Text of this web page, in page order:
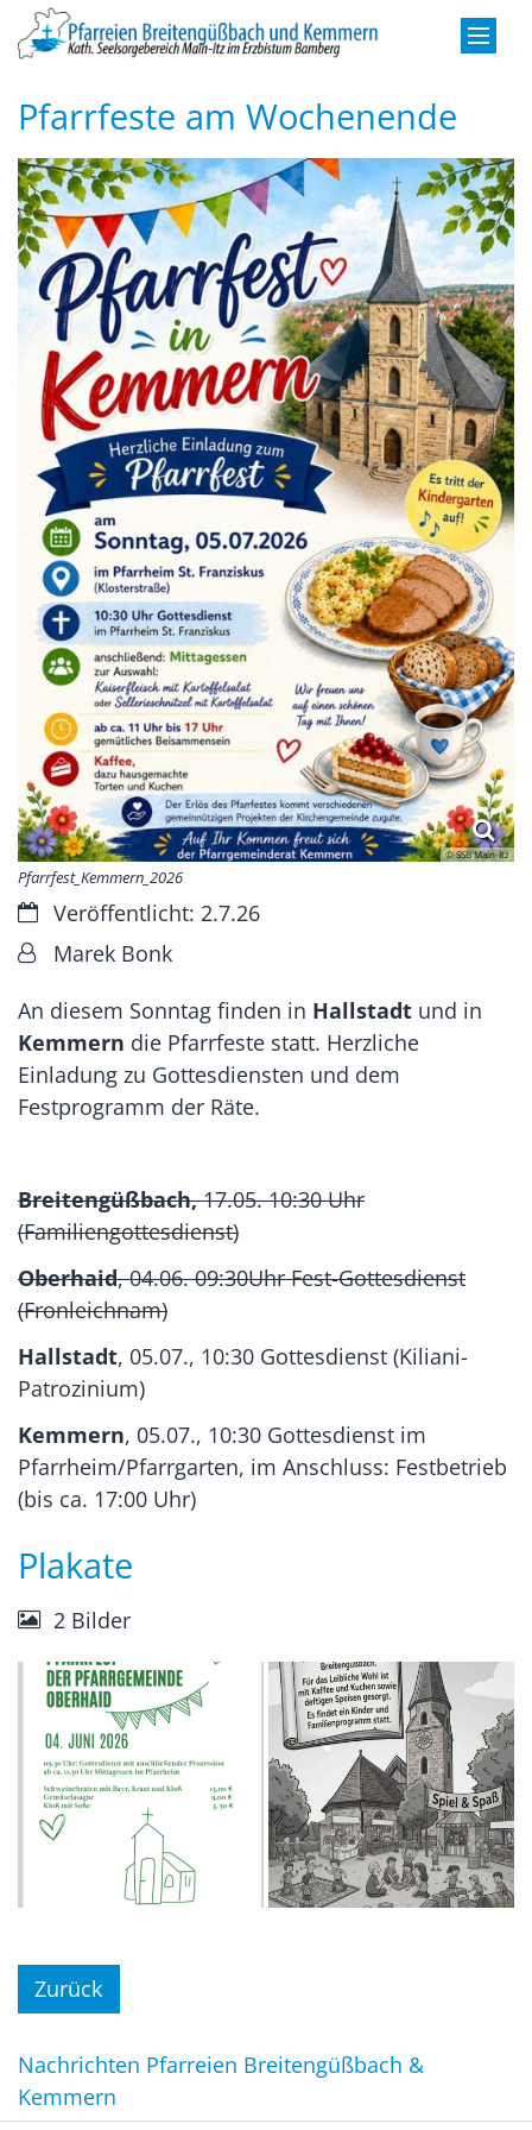
Zum Inhalt springen
Pfarrfeste am Wochenende
© SSB Main-Itz
Pfarrfest_Kemmern_2026
Datum:Veröffentlicht: 2.7.26
Von:Marek Bonk
An diesem Sonntag finden in Hallstadt und in
Kemmern die Pfarrfeste statt. Herzliche
Einladung zu Gottesdiensten und dem
Festprogramm der Räte.
Breitengüßbach,17.05. 10:30 Uhr
(Familiengottesdienst)
Oberhaid, 04.06. 09:30Uhr Fest-Gottesdienst
(Fronleichnam)
Hallstadt, 05.07., 10:30 Gottesdienst (Kiliani-
Patrozinium)
Kemmern, 05.07., 10:30 Gottesdienst im
Pfarrheim/Pfarrgarten, im Anschluss: Festbetrieb
(bis ca. 17:00 Uhr)
Plakate
2 Bilder
Zurück
Nachrichten Pfarreien Breitengüßbach &
Kemmern